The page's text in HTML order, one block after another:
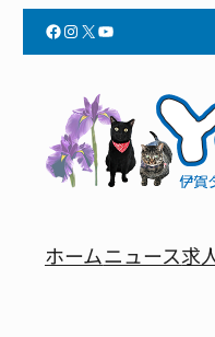
Facebook InstagramX YouTube
ホームニュース求